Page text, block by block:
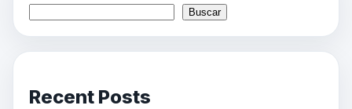
Buscar
Recent Posts